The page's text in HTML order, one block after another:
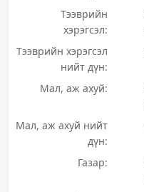
Тээврийн
хэрэгсэл:
Тээврийн хэрэгсэл
нийт дүн:
Мал, аж ахуй:
Мал, аж ахуй нийт
дүн:
Газар: